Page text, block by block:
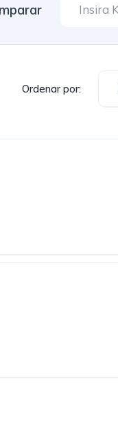
Ordenar por: